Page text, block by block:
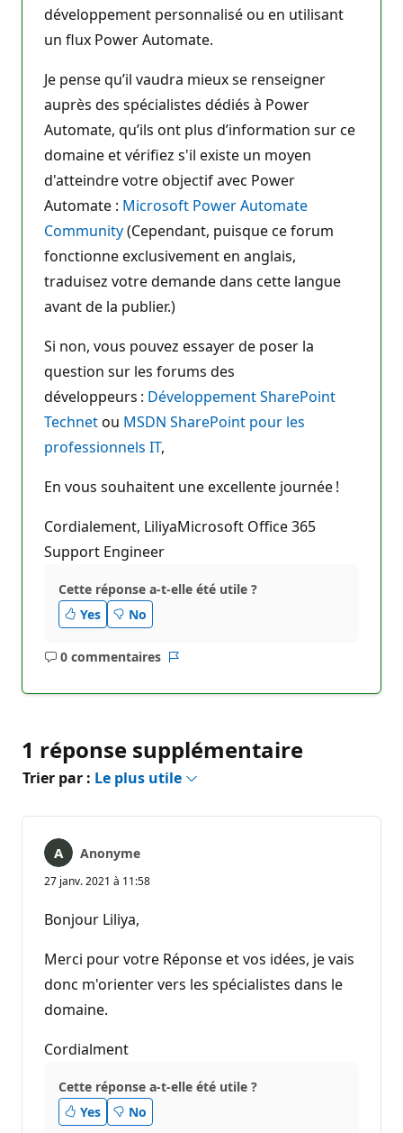
développement personnalisé ou en utilisant
un flux Power Automate.
Je pense qu’il vaudra mieux se renseigner
auprès des spécialistes dédiés à Power
Automate, qu’ils ont plus d’information sur ce
domaine et vérifiez s'il existe un moyen
d'atteindre votre objectif avec Power
Automate : Microsoft Power Automate
Community(Cependant, puisque ce forum
fonctionne exclusivement en anglais,
traduisez votre demande dans cette langue
avant de la publier.)
Si non, vous pouvez essayer de poser la
question sur les forums des
développeurs : Développement SharePoint
Technetou MSDN SharePoint pour les
professionnels IT,
En vous souhaitent une excellente journée !
Cordialement, LiliyaMicrosoft Office 365
Support Engineer
Cette réponse a-t-elle été utile ?
Yes
No
0 commentaires
Aucun
1 réponse supplémentaire
Trier par : Le plus utile
Anonyme
27 janv. 2021 à 11:58
Bonjour Liliya,
Merci pour votre Réponse et vos idées, je vais
donc m'orienter vers les spécialistes dans le
domaine.
Cordialment
Cette réponse a-t-elle été utile ?
Yes
No